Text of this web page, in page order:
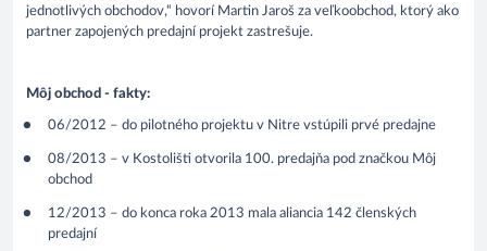
jednotlivých obchodov,“ hovorí Martin Jaroš za veľkoobchod, ktorý ako
partner zapojených predajní projekt zastrešuje.
Môj obchod - fakty:
06/2012 – do pilotného projektu v Nitre vstúpili prvé predajne
08/2013 – v Kostolišti otvorila 100. predajňa pod značkou Môj
obchod
12/2013 – do konca roka 2013 mala aliancia 142 členských
predajní